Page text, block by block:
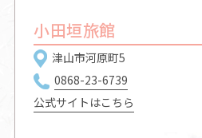
小田垣旅館
津山市河原町5
0868-23-6739
公式サイトはこちら